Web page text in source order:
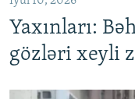
Yaxınları:
gözləri xeyli